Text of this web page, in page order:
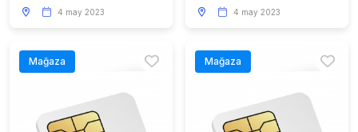
4 may 2023 4 may 2023
Mağaza Mağaza